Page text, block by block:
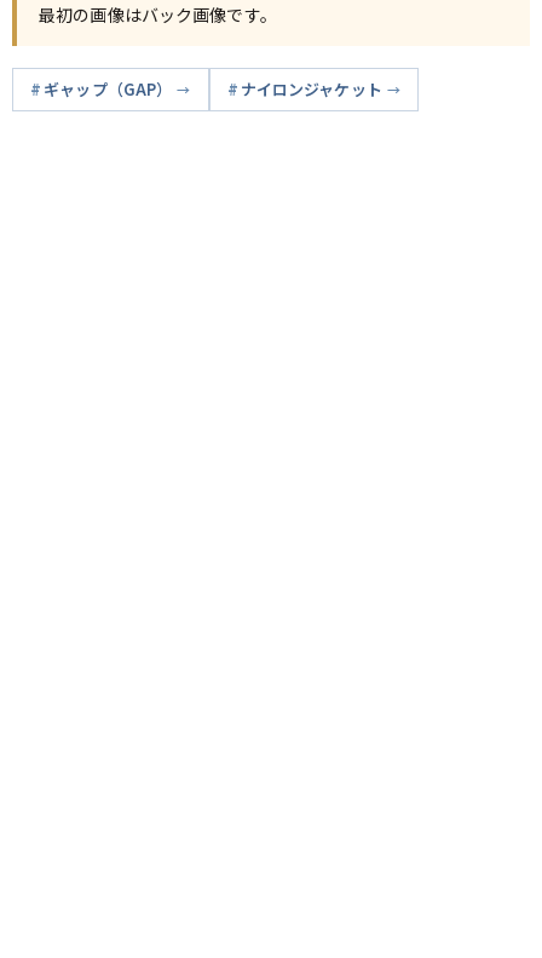
最初の画像はバック画像です。
ギャップ（GAP） ナイロンジャケット